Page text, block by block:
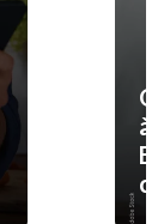
O
à